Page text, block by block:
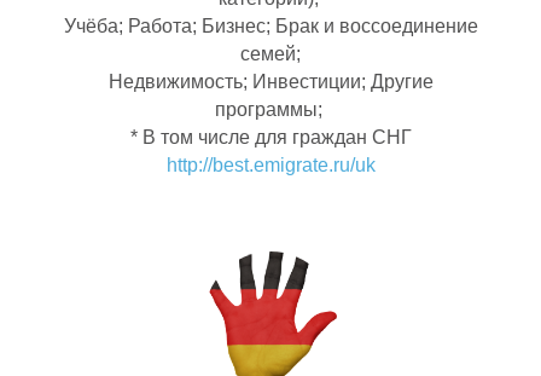
П
Учёба; Работа; Бизнес; Брак и воссоединение
семей;
Недвижимость; Инвестиции; Другие
программы;
* В том числе для граждан СНГ
http://best.emigrate.ru/uk